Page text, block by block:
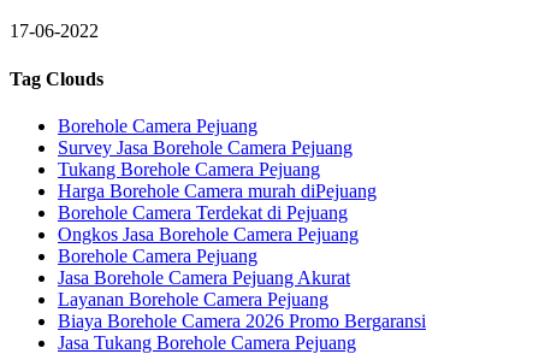
17-06-2022
Tag Clouds
Borehole Camera Pejuang
Survey Jasa Borehole Camera Pejuang
Tukang Borehole Camera Pejuang
Harga Borehole Camera murah diPejuang
Borehole Camera Terdekat di Pejuang
Ongkos Jasa Borehole Camera Pejuang
Borehole Camera Pejuang
Jasa Borehole Camera Pejuang Akurat
Layanan Borehole Camera Pejuang
Biaya Borehole Camera 2026 Promo Bergaransi
Jasa Tukang Borehole Camera Pejuang